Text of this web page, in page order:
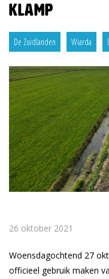
Klamp
De Zuidlanden Wiarda
26 oktober 2021
Woensdagochtend 27
officieel gebruik maken